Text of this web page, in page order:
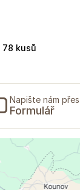
78 kusů
Napište nám přes
Formulář